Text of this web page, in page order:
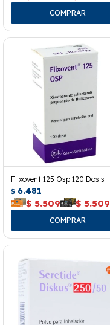
Flixovent 125 Osp 120 Dosis
$ 6.481
$ 5.509 $ 5.509